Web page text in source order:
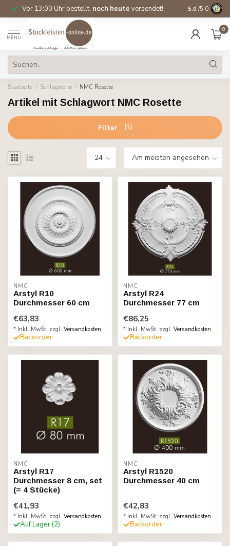
Vor 13:00 Uhr bestellt, noch heute versendet! Direkt ab
5.0 /5.0
MENU
0
Startseite / Schlagworte / NMC Rosette
Artikel mit Schlagwort NMC Rosette
Filter
NMC
Arstyl R10
Durchmesser 60 cm
€63,83
* Inkl. MwSt. zzgl. Versandkosten
Backorder
NMC
Arstyl R24
Durchmesser 77 cm
€86,25
* Inkl. MwSt. zzgl. Versandkosten
Backorder
NMC
Arstyl R17
Durchmesser 8 cm, set
(= 4 Stücke)
€41,93
* Inkl. MwSt. zzgl. Versandkosten
Auf Lager (2)
NMC
Arstyl R1520
Durchmesser 40 cm
€42,83
* Inkl. MwSt. zzgl. Versandkosten
Backorder